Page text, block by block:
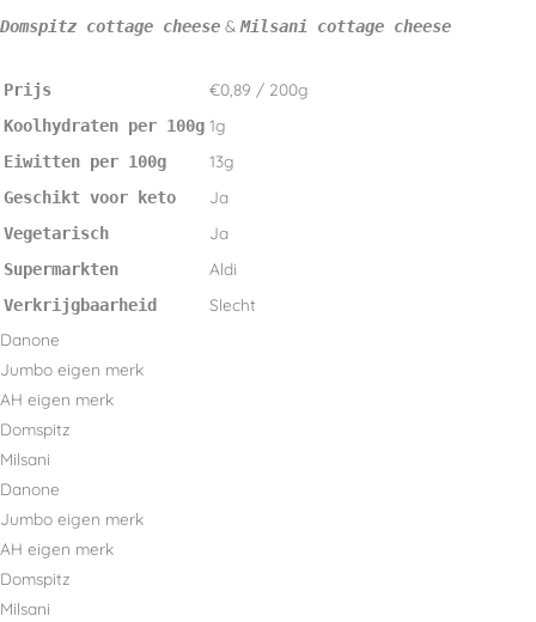
Domspitz cottage cheese & Milsani cottage cheese
Prijs €0,89 / 200g
Koolhydraten per 100g 1g
Eiwitten per 100g 13g
Geschikt voor keto Ja
Vegetarisch Ja
Supermarkten Aldi
Verkrijgbaarheid
Slecht
Danone
Jumbo eigen merk
AH eigen merk
Domspitz
Milsani
Danone
Jumbo eigen merk
AH eigen merk
Domspitz
Milsani